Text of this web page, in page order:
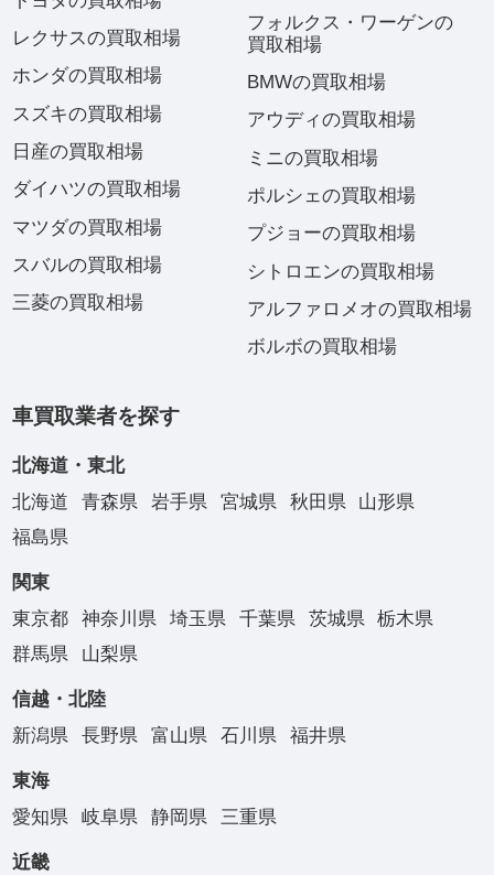
レクサスの買取相場
ホンダの買取相場
スズキの買取相場
日産の買取相場
ダイハツの買取相場
マツダの買取相場
スバルの買取相場
三菱の買取相場
フォルクス・ワーゲンの
買取相場
BMWの買取相場
アウディの買取相場
ミニの買取相場
ポルシェの買取相場
プジョーの買取相場
シトロエンの買取相場
アルファロメオの買取相場
ボルボの買取相場
車買取業者を探す
北海道・東北
北海道
青森県 岩手県 宮城県 秋田県
山形県
福島県
関東
東京都
神奈川県 埼玉県 千葉県 茨城県
栃木県
群馬県
山梨県
信越・北陸
新潟県
長野県 富山県 石川県 福井県
東海
愛知県
岐阜県 静岡県 三重県
近畿